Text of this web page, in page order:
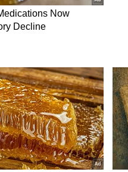
வைபவ்.. SRH
பெற 244 ரன்கள்